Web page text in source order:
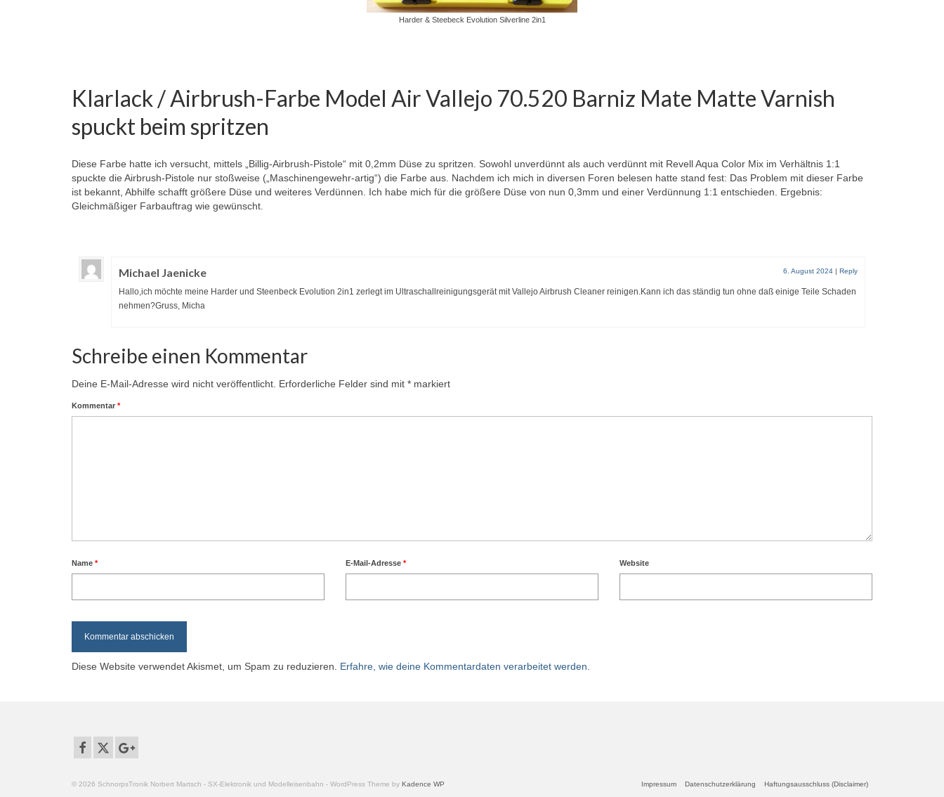
Harder & Steebeck Evolution Silverline 2in1
Klarlack / Airbrush-Farbe Model AirVallejo 70.520 Barniz Mate Matte Varnish
spuckt beim spritzen
Diese Farbe hatte ich versucht, mittels „Billig-Airbrush-Pistole“ mit 0,2mm Düse zu spritzen. Sowohl unverdünnt als auch verdünnt mit Revell Aqua Color Mix im Verhältnis 1:1
spuckte die Airbrush-Pistole nur stoßweise („Maschinengewehr-artig“) die Farbe aus. Nachdem ich mich in diversen Foren belesen hatte stand fest: Das Problem mit dieser Farbe
ist bekannt, Abhilfe schafft größere Düse und weiteres Verdünnen. Ich habe mich für die größere Düse von nun 0,3mm und einer Verdünnung 1:1 entschieden. Ergebnis:
Gleichmäßiger Farbauftrag wie gewünscht.
Michael Jaenicke 6. August 2024 | Reply
Hallo,ich möchte meine Harder und Steenbeck Evolution 2in1 zerlegt im Ultraschallreinigungsgerät mit Vallejo Airbrush Cleaner reinigen.Kann ich das ständig tun ohne daß einige Teile Schaden
nehmen?Gruss, Micha
Schreibe einen Kommentar
Deine E-Mail-Adresse wird nicht veröffentlicht. Erforderliche Felder sind mit * markiert
Kommentar *
Name * E-Mail-Adresse * Website
Diese Website verwendet Akismet, um Spam zu reduzieren. Erfahre, wie deine Kommentardaten verarbeitet werden.
Impressum Datenschutzerklärung Haftungsausschluss (Disclaimer)
© 2026 SchnorpsTronik Norbert Martsch - SX-Elektronik und Modelleisenbahn - WordPress Theme by Kadence WP